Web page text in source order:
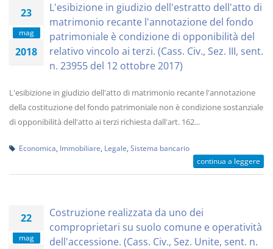
23
mag
2018
L'esibizione in giudizio dell'estratto dell'atto di
matrimonio recante l'annotazione del fondo
patrimoniale è condizione di opponibilità del
relativo vincolo ai terzi. (Cass. Civ., Sez. III, sent.
n. 23955 del 12 ottobre 2017)
L'esibizione in giudizio dell'atto di matrimonio recante l'annotazione
della costituzione del fondo patrimoniale non è condizione sostanziale
di opponibilità dell'atto ai terzi richiesta dall'art. 162...
Economica Immobiliare Legale Sistema bancario
continua a leggere
22
mag
Costruzione realizzata da uno dei
comproprietari su suolo comune e operatività
dell'accessione. (Cass. Civ., Sez. Unite, sent. n.